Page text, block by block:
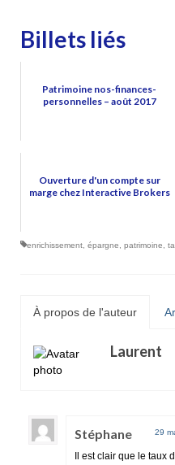
Billets liés
Patrimoine nos-finances-
personnelles – août 2017
Ouverture d'un compte sur
marge chez Interactive Brokers
enrichissement épargne patrimoine
À propos de l'auteur
Laurent
Stéphane 29
Il est clair que le taux